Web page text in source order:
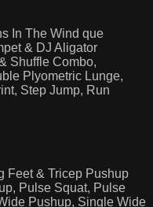
In The Wind que
& DJ Aligator
Shuffle Combo,
Plyometric Lunge,
Step Jump, Run
Feet & Tricep Pushup
Pulse Squat, Pulse
Pushup, Single Wide